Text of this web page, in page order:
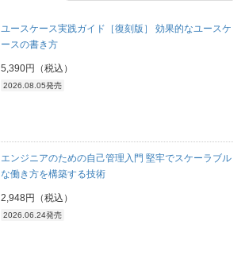
ユースケース実践ガイド［復刻版］ 効果的なユースケ
ースの書き方
5,390円（税込）
2026.08.05発売
エンジニアのための自己管理入門 堅牢でスケーラブル
な働き方を構築する技術
2,948円（税込）
2026.06.24発売